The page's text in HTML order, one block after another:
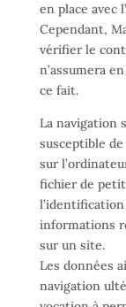
en place avec
Cependant,
vérifier le
n’assumera
ce fait.
La navigation
susceptible
sur
fichier de
informations
sur un site.
Les données
navigation